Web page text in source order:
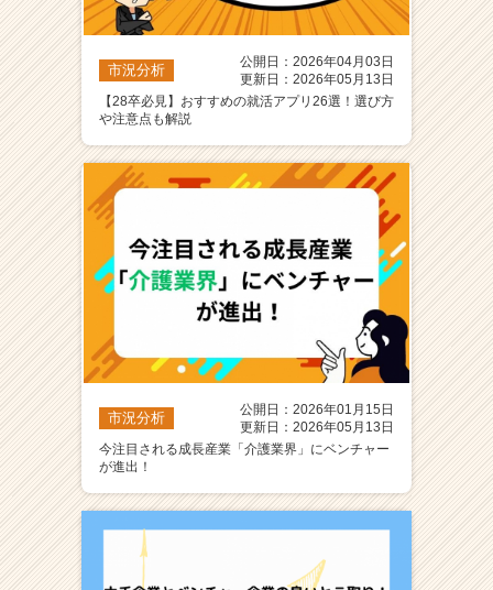
市況分析
公開日：2026年04月03日
更新日：2026年05月13日
【28卒必見】おすすめの就活アプリ26選！選び方
や注意点も解説
市況分析
公開日：2026年01月15日
更新日：2026年05月13日
今注目される成長産業「介護業界」にベンチャー
が進出！